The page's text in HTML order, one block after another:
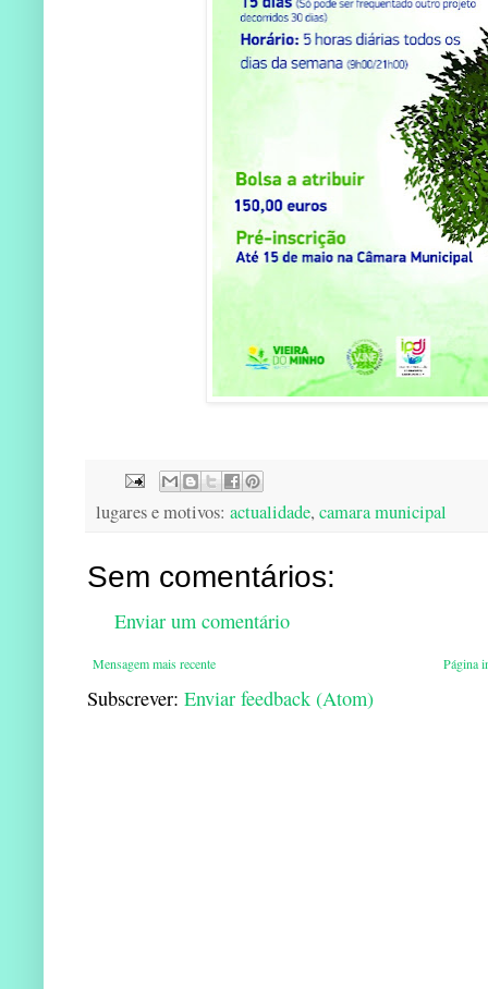
lugares e motivos: actualidade, camara municipal
Sem comentários:
Enviar um comentário
Mensagem mais recente Página
Subscrever: Enviar feedback (Atom)